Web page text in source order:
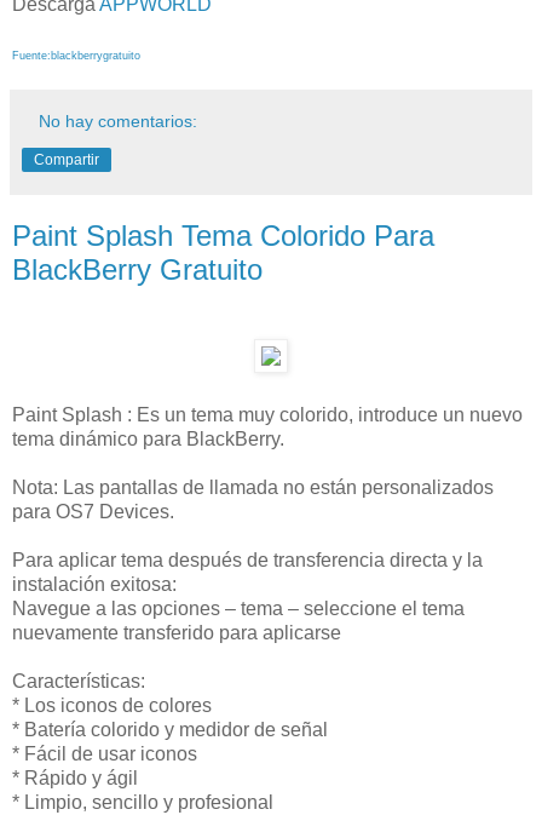
Fuente:blackberrygratuito
No hay comentarios:
Compartir
Paint Splash Tema Colorido Para
BlackBerry Gratuito
Paint Splash : Es un tema muy colorido, introduce un nuevo
tema dinámico para BlackBerry.
Nota: Las pantallas de llamada no están personalizados
para OS7 Devices.
Para aplicar tema después de transferencia directa y la
instalación exitosa:
Navegue a las opciones – tema – seleccione el tema
nuevamente transferido para aplicarse
Características:
* Los iconos de colores
* Batería colorido y medidor de señal
* Fácil de usar iconos
* Rápido y ágil
* Limpio, sencillo y profesional